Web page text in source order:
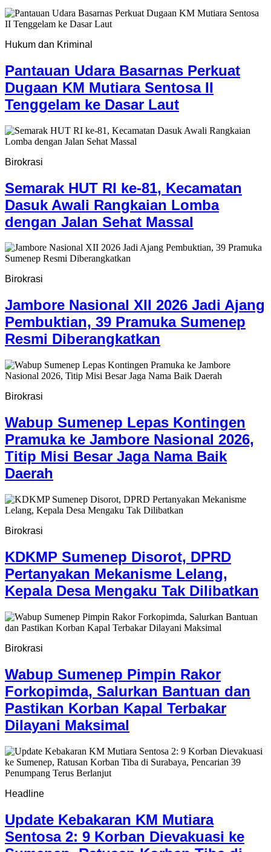
Hukum dan Kriminal
Pantauan Udara Basarnas Perkuat
Dugaan KM Mutiara Sentosa II
Tenggelam ke Dasar Laut
Birokrasi
Semarak HUT RI ke-81, Kecamatan
Dasuk Awali Rangkaian Lomba
dengan Jalan Sehat Massal
Birokrasi
Jambore Nasional XII 2026 Jadi Ajang
Pembuktian, 39 Pramuka Sumenep
Resmi Diberangkatkan
Birokrasi
Wabup Sumenep Lepas Kontingen
Pramuka ke Jambore Nasional 2026,
Titip Misi Besar Jaga Nama Baik
Daerah
Birokrasi
KDKMP Sumenep Disorot, DPRD
Pertanyakan Mekanisme Lelang,
Kepala Desa Mengaku Tak Dilibatkan
Birokrasi
Wabup Sumenep Pimpin Rakor
Forkopimda, Salurkan Bantuan dan
Pastikan Korban Kapal Terbakar
Dilayani Maksimal
Headline
Update Kebakaran KM Mutiara
Sentosa 2: 9 Korban Dievakuasi ke